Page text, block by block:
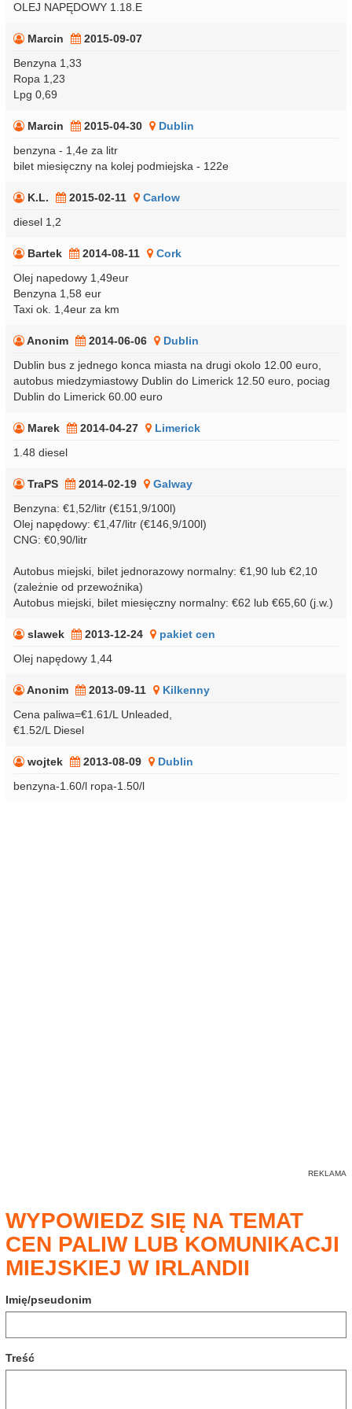
OLEJ NAPĘDOWY 1.18.E
Marcin
2015-09-07
Benzyna 1,33
Ropa 1,23
Lpg 0,69
Marcin 2015-04-30
Dublin
benzyna - 1,4e za litr
bilet miesięczny na kolej podmiejska - 122e
K.L. 2015-02-11
Carlow
diesel 1,2
Bartek 2014-08-11
Cork
Olej napedowy 1,49eur
Benzyna 1,58 eur
Taxi ok. 1,4eur za km
Anonim 2014-06-06
Dublin
Dublin bus z jednego konca miasta na drugi okolo 12.00 euro,
autobus miedzymiastowy Dublin do Limerick 12.50 euro, pociag
Dublin do Limerick 60.00 euro
Marek 2014-04-27
Limerick
1.48 diesel
TraPS 2014-02-19
Galway
Benzyna: €1,52/litr (€151,9/100l)
Olej napędowy: €1,47/litr (€146,9/100l)
CNG: €0,90/litr
Autobus miejski, bilet jednorazowy normalny: €1,90 lub €2,10
(zależnie od przewoźnika)
Autobus miejski, bilet miesięczny normalny: €62 lub €65,60 (j.w.)
slawek 2013-12-24
pakiet cen
Olej napędowy 1,44
Anonim 2013-09-11
Kilkenny
Cena paliwa=€1.61/L Unleaded,
€1.52/L Diesel
wojtek 2013-08-09
Dublin
benzyna-1.60/l ropa-1.50/l
WYPOWIEDZ SIĘ NA TEMAT
CEN PALIW LUB KOMUNIKACJI
MIEJSKIEJ W IRLANDII
Imię/pseudonim
Treść